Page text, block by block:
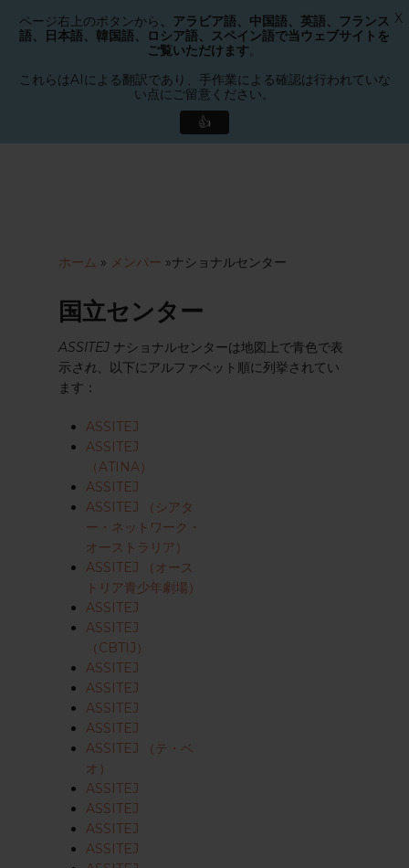
検索
メニュー
ホーム » メンバー »ナショナルセンター
国立センター
ASSITEJ ナショナルセンターは地図上で青色で表
示され、以下にアルファベット順に列挙されてい
ます：
ASSITEJ
ASSITEJ
（ATINA）
ASSITEJ
ASSITEJ （シアタ
ー・ネットワーク・
オーストラリア）
ASSITEJ （オース
トリア青少年劇場）
ASSITEJ
ASSITEJ
（CBTIJ）
ASSITEJ
ASSITEJ
ASSITEJ
ASSITEJ
ASSITEJ （テ・ベ
オ）
ASSITEJ
ASSITEJ
ASSITEJ
ASSITEJ
ニ
ページ右上のボタンから 、アラビア語、中国語、英語、フランス
語、日本語、韓国語、ロシア語、スペイン語で当ウェブサイトを
ご覧いただけます
これらはAIによる翻訳であり、手作業による確認は行われていな
い点にご留意ください。
👍
X